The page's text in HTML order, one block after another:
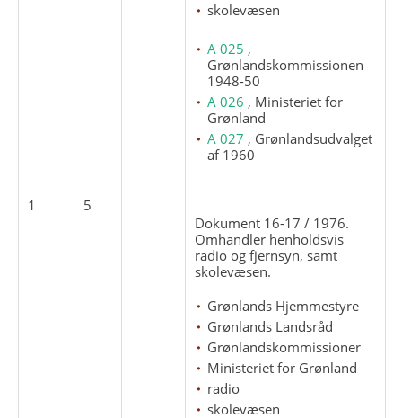
skolevæsen
A 025 ,
Grønlandskommissionen
1948-50
A 026 , Ministeriet for
Grønland
A 027 , Grønlandsudvalget
af 1960
1
5
Dokument 16-17 / 1976.
Omhandler henholdsvis
radio og fjernsyn, samt
skolevæsen.
Grønlands Hjemmestyre
Grønlands Landsråd
Grønlandskommissioner
Ministeriet for Grønland
radio
skolevæsen